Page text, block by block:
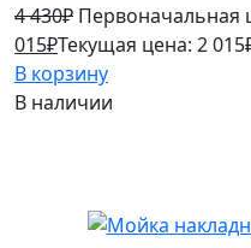
4 430₽ Первоначальная
015₽Текущая цена: 2
В корзину
В наличии